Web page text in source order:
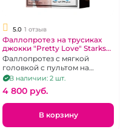
5.0 1 отзыв
Фаллопротез на трусиках
джокки "Pretty Love" Starks
мулат реалистик
Фаллопротез с мягкой
головкой с пультом на
трусиках
В наличии: 2 шт.
4 800 pуб.
В корзину